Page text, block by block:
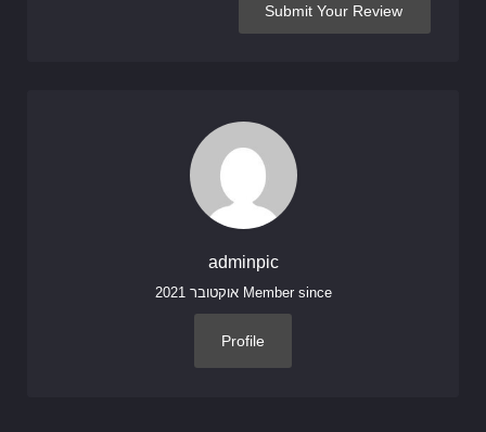
adminpic
Member since אוקטובר 2021
Profile